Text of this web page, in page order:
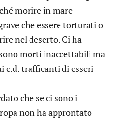
morire in mare
che essere torturati o
nel deserto. Ci ha
morti inaccettabili ma
c.d. trafficanti di esseri
che se ci sono i
non ha approntato